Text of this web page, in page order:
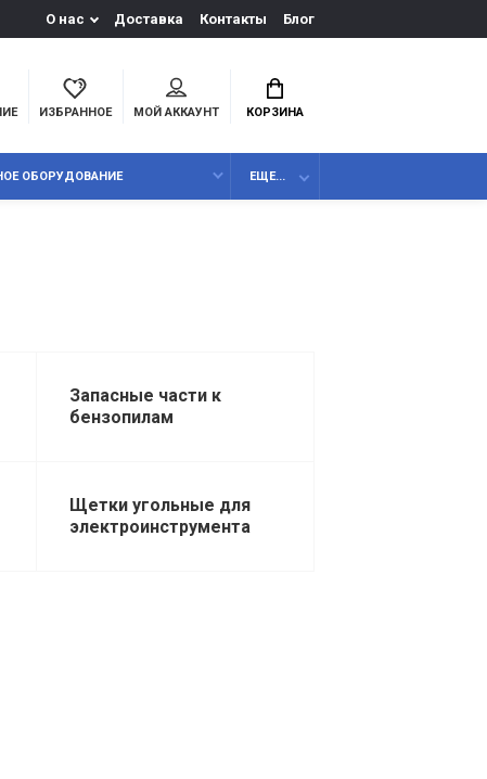
О нас Доставка Контакты Блог
ИЗБРАННОЕ МОЙ АККАУНТ КОРЗИНА
ОБОРУДОВАНИЕ ЕЩЕ...
Запасные части к
бензопилам
Щетки угольные для
электроинструмента